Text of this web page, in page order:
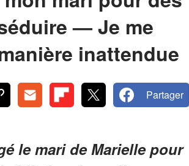
— Je me
inattendue
Partager
le mari de Marielle pour